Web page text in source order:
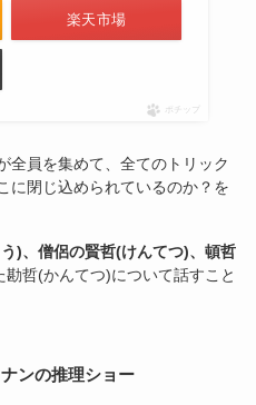
楽天市場
ポチップ
全員を集めて、全てのトリック
に閉じ込められているのか？を
)、僧侶の賢哲(けんてつ)、頓哲
勘哲(かんてつ)について話すこと
ンの推理ショー